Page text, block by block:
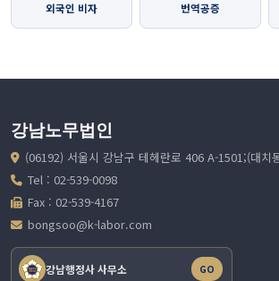
외국인 비자 번역공증
강남노무법인
(06192) 서울시 강남구 테헤란로 406 A-1501;(대치
Tel : 02-539-0098
Fax : 02-539-4167
bongsoo@k-labor.com
강남행정사 사무소 GO